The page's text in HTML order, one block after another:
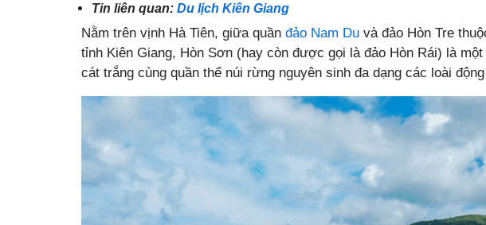
Tin liên quan:Du lịch Kiên Giang
Nằm trên vịnh Hà Tiên, giữa quần đảo Nam Du và đảo Hòn Tre
tỉnh Kiên Giang, Hòn Sơn (hay còn được gọi là đảo Hòn Rái) là
cát trắng cùng quần thể núi rừng nguyên sinh đa dạng các loài